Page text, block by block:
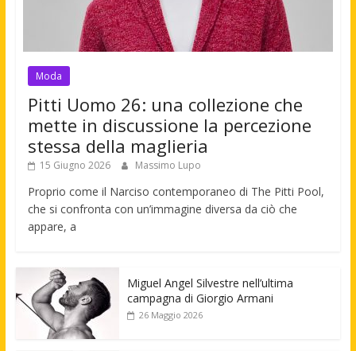
Moda
Pitti Uomo 26: una collezione che
mette in discussione la percezione
stessa della maglieria
15 Giugno 2026 Massimo Lupo
Proprio come il Narciso contemporaneo di The Pitti Pool,
che si confronta con un’immagine diversa da ciò che
appare, a
Miguel Angel Silvestre nell’ultima
campagna di Giorgio Armani
26 Maggio 2026